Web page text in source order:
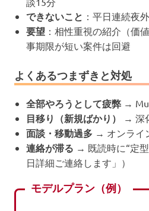
できないこと ：平日連続夜
要望 ：相性重視の紹介（価
事期限が短い案件は回避
よくあるつまずきと対処
全部やろうとして疲弊 →
目移り（新規ばかり） → 深
面談・移動過多 → オンライ
連絡が滞る → 既読時に“定
日詳細ご連絡します」）
モデルプラン（例）